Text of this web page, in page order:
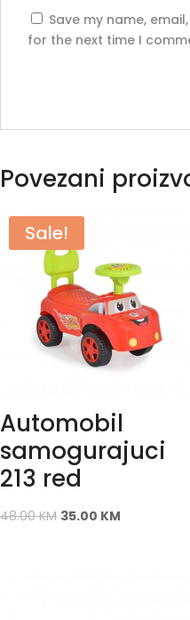
Save my name,
for the next time I
Povezani
Sale!
Automobil
samogurajuci
213 red
48.00KM 35.00 KM